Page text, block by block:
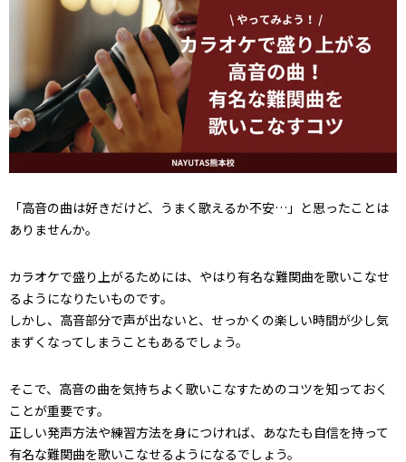
「高音の曲は好きだけど、うまく歌えるか不安…」と思ったことは
ありませんか。
カラオケで盛り上がるためには、やはり有名な難関曲を歌いこなせ
るようになりたいものです。
しかし、高音部分で声が出ないと、せっかくの楽しい時間が少し気
まずくなってしまうこともあるでしょう。
そこで、高音の曲を気持ちよく歌いこなすためのコツを知っておく
ことが重要です。
正しい発声方法や練習方法を身につければ、あなたも自信を持って
有名な難関曲を歌いこなせるようになるでしょう。